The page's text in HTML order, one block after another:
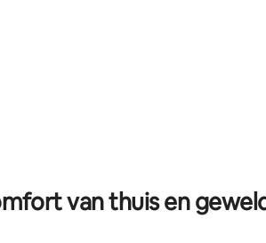
van thuis en